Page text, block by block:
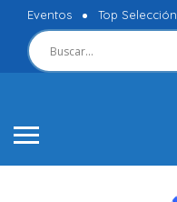
Eventos Top Selección